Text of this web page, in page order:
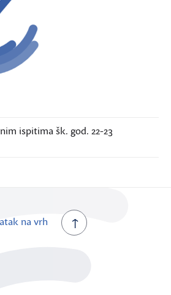
ispitima šk. god. 22-23
na vrh